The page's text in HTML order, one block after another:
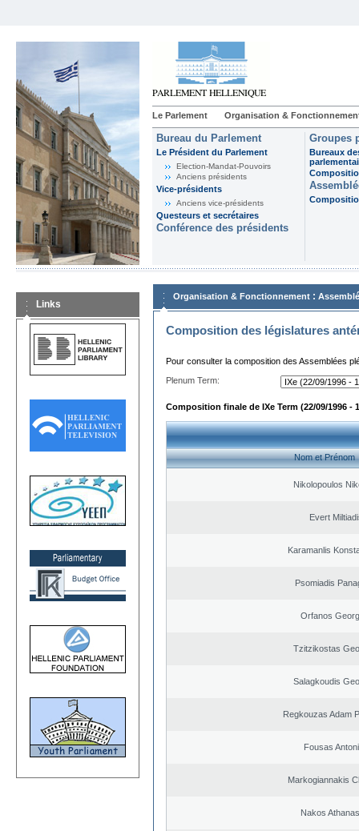
Le Parlement Organisation &
Bureau du Parlement
Le Président du Parlement
Election-Mandat-Pouvoirs
Anciens présidents
Vice-présidents
Anciens vice-présidents
Questeurs et secrétaires
Conférence des présidents
Groupes
Bureaux
Links
Organisation & Fonctionnement :
Composition des législatures
Pour consulter la composition des Assemblées
Plenum Term:
Composition finale de IXe Term (22/09/1996 -
Nom et Prénom
Nikolopoulos
Evert
Karamanlis
Psomiadis
Orfanos
Tzitzikostas
Salagkoudis
Regkouzas Adam
Fousas
Markogiannakis
Nakos